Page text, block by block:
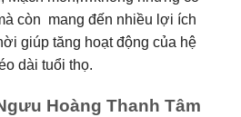
còn mang đến nhiều lợi ích
giúp tăng hoạt động của hệ
dài tuổi thọ.
Hoàng Thanh Tâm